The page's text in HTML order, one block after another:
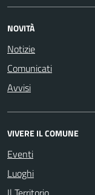
NOVITÀ
Notizie
Comunicati
Avvisi
VIVERE IL COMUNE
Eventi
Luoghi